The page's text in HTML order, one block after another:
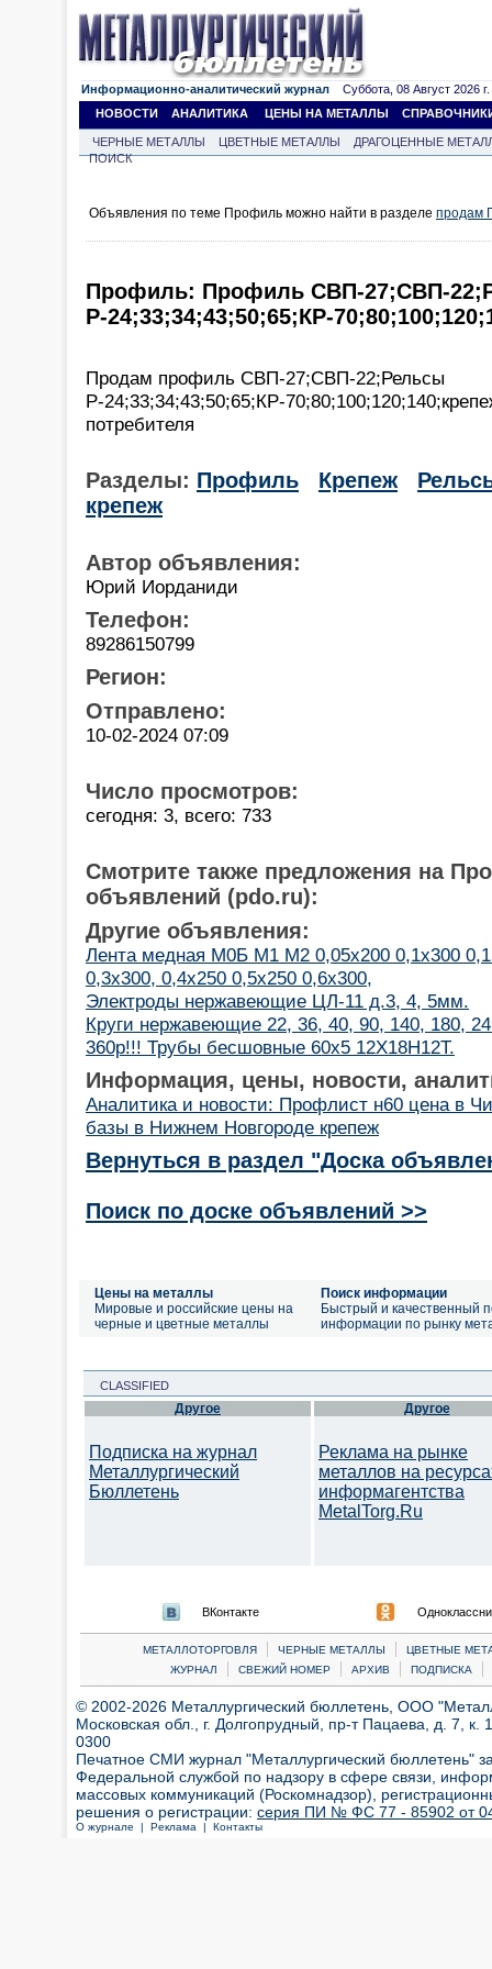
Информационно-аналитический журнал Суббота, 08 Август 2026 г.
НОВОСТИ
АНАЛИТИКА ЦЕНЫ НА МЕТАЛЛЫ
ЧЕРНЫЕ МЕТАЛЛЫ ЦВЕТНЫЕ МЕТАЛЛЫ
ДРАГОЦЕННЫЕ
ПОИСК
Объявления по теме Профиль можно найти в разделе продам
Профиль: Профиль СВП-27;СВП-
Р-24;33;34;43;50;65;КР-
Продам профиль СВП-27;СВП-22;Рельсы
Р-24;33;34;43;50;65;КР-
потребителя
Разделы: Профиль Крепеж
крепеж
Автор объявления:
Юрий Иорданиди
Телефон:
89286150799
Регион:
Отправлено:
10-02-2024 07:09
Число просмотров:
сегодня: 3, всего: 733
Смотрите также предложения на
объявлений (pdo.ru):
Другие объявления:
Лента медная М0Б М1 М2 0,05х200 0,1х300
0,3х300, 0,4х250 0,5х250 0,6х300,
Электроды нержавеющие ЦЛ-11 д.3, 4, 5мм.
Круги нержавеющие 22, 36, 40, 90, 140, 180,
360р!!! Трубы бесшовные 60х5 12Х18Н12Т.
Информация, цены, новости,
Аналитика и новости: Профлист н60 цена в
базы в Нижнем Новгороде крепеж
Вернуться в раздел "Доска
Поиск по доске объявлений >>
Цены на металлы
Мировые и российские цены на
черные и цветные металлы
Поиск информации
Быстрый и качественный
информации по рынку
CLASSIFIED
Другое
Подписка на журнал
Металлургический
Бюллетень
Другое
Реклама на рынке
металлов на
информагентства
MetalTorg.Ru
ВКонтакте
МЕТАЛЛОТОРГОВЛЯ | ЧЕРНЫЕ МЕТАЛЛЫ |
ЦВЕТНЫЕ
ЖУРНАЛ
| СВЕЖИЙ НОМЕР | АРХИВ | ПОДПИСКА |
© 2002-2026 Металлургический бюллетень, ООО
Московская обл., г. Долгопрудный, пр-т Пацаева, д. 7,
0300
Печатное СМИ журнал "Металлургический бюллетень"
Федеральной службой по надзору в сфере связи,
массовых коммуникаций (Роскомнадзор),
решения о регистрации: серия ПИ № ФС 77 - 85902 от 04
О журнале | Реклама | Контакты